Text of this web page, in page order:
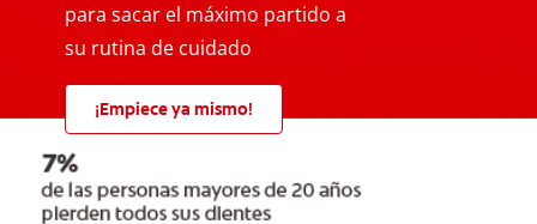
para sacar el máximo partido a
su rutina de cuidado
¡Empiece ya mismo!